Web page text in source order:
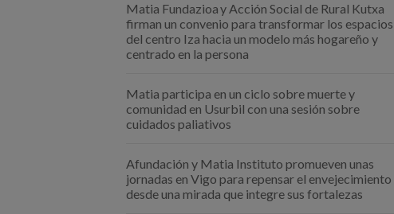
Matia Fundazioa y Acción Social de Rural Kutxa
firman un convenio para transformar los espacios
del centro Iza hacia un modelo más hogareño y
centrado en la persona
Matia participa en un ciclo sobre muerte y
comunidad en Usurbil con una sesión sobre
cuidados paliativos
Afundación y Matia Instituto promueven unas
jornadas en Vigo para repensar el envejecimiento
desde una mirada que integre sus fortalezas